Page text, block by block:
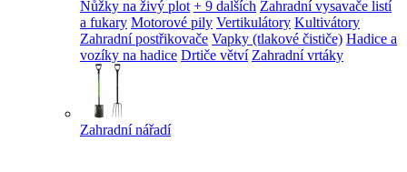
Nůžky na živý plot + 9 dalších Zahradní vysavače listí
a fukary Motorové pily Vertikulátory Kultivátory
Zahradní postřikovače Vapky (tlakové čističe) Hadice a
vozíky na hadice Drtiče větví Zahradní vrtáky
Zahradní nářadí